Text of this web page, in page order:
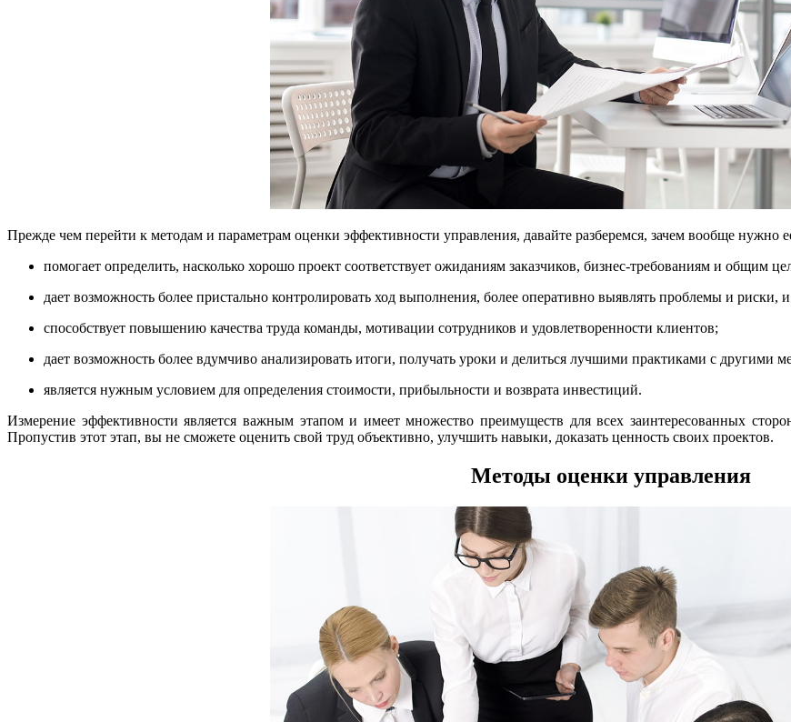
Прежде чем перейти к методам и параметрам оценки эффективности управления, давайте разберемся, зачем вообще нужно
помогает определить, насколько хорошо проект соответствует ожиданиям заказчиков, бизнес-требованиям и общим
дает возможность более пристально контролировать ход выполнения, более оперативно выявлять проблемы и
способствует повышению качества труда команды, мотивации сотрудников и удовлетворенности клиентов;
дает возможность более вдумчиво анализировать итоги, получать уроки и делиться лучшими практиками с
является нужным условием для определения стоимости, прибыльности и возврата инвестиций.
Измерение эффективности является важным этапом и имеет множество преимуществ для всех заинтересованных
Пропустив этот этап, вы не сможете оценить свой труд объективно, улучшить навыки, доказать ценность своих проектов.
Методы оценки управления